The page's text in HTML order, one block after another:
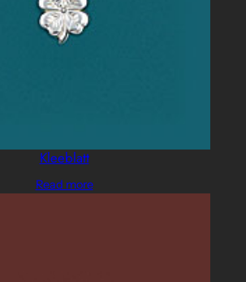
Kleeblatt
Read more